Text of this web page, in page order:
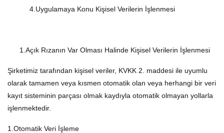
4.Uygulamaya Konu Kişisel Verilerin İşlenmesi
1.Açık Rızanın Var Olması Halinde Kişisel Verilerin İşlenmesi
Şirketimiz tarafından kişisel veriler, KVKK 2. maddesi ile uyumlu
olarak tamamen veya kısmen otomatik olan veya herhangi bir veri
kayıt sisteminin parçası olmak kaydıyla otomatik olmayan yollarla
işlenmektedir.
1.Otomatik Veri İşleme